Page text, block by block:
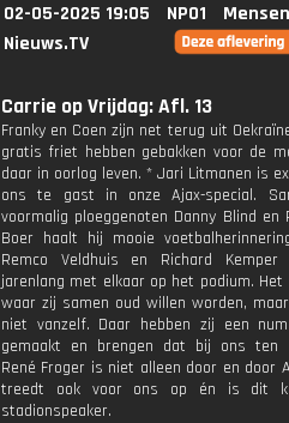
02-05-2025 19:05 NPO1
Nieuws.TV
Carrie op Vrijdag: Afl. 13
Franky en Coen zijn net terug uit
gratis friet hebben gebakken voor de
daar in oorlog leven. * Jari Litmanen is
ons te gast in onze Ajax-special.
voormalig ploeggenoten Danny Blind en
Boer haalt hij mooie
Remco Veldhuis en Richard
jarenlang met elkaar op het podium. Het
waar zij samen oud willen worden,
niet vanzelf. Daar hebben zij een
gemaakt en brengen dat bij ons ten
René Froger is niet alleen door en door
treedt ook voor ons op én is dit
stadionspeaker.